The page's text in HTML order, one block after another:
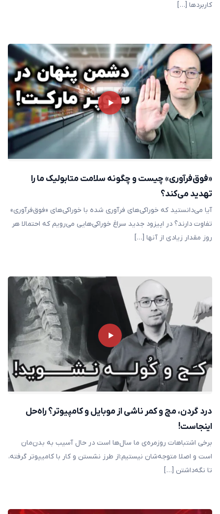
کاربردها […]
«فوق‌فرآوری» چیست و چگونه سلامت متابولیک ما را
تهدید می‌کند؟
آیا می‌دانستید که خوراکی‌های فرآوری شده با خوراکی‌های «فوق‌فرآوری»
تفاوت دارند؟ در اپیزود جدید سراغ خوراکی‌هایی می‌رویم که احتمالا هر
روز مقدار زیادی از آنها […]
درد گردن، مچ و کمر ناشی از موبایل و کامپیوتر؟ راه‌حل
اینجاست!
برخی اشتباهات روزمره‌ی ما سال‌ها است در حال آسیب به بدن‌مان
است و اصلا متوجه‌شان نیستیم:از طرز نشستن و کار با کامیپوتر گرفته،
تا نگه‌داشتن […]